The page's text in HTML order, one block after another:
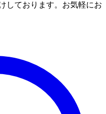
しております。お気軽にお